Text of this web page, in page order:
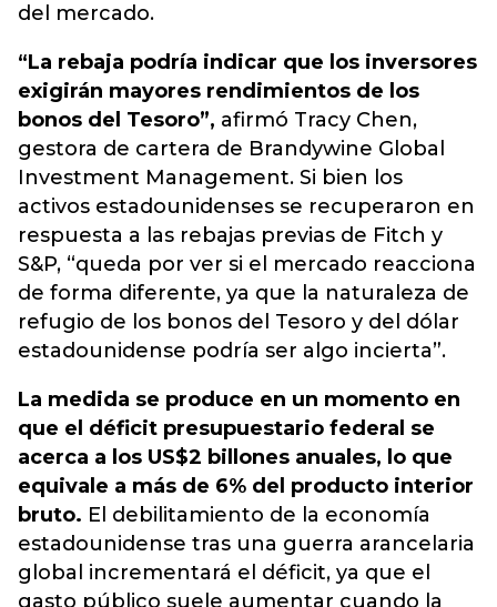
del mercado.
“La rebaja podría indicar que los inversores
exigirán mayores rendimientos de los
bonos del Tesoro”, afirmó Tracy Chen,
gestora de cartera de Brandywine Global
Investment Management. Si bien los
activos estadounidenses se recuperaron en
respuesta a las rebajas previas de Fitch y
S&P, “queda por ver si el mercado reacciona
de forma diferente, ya que la naturaleza de
refugio de los bonos del Tesoro y del dólar
estadounidense podría ser algo incierta”.
La medida se produce en un momento en
que el déficit presupuestario federal se
acerca a los US$2 billones anuales, lo que
equivale a más de 6% del producto interior
bruto. El debilitamiento de la economía
estadounidense tras una guerra arancelaria
global incrementará el déficit, ya que el
gasto público suele aumentar cuando la